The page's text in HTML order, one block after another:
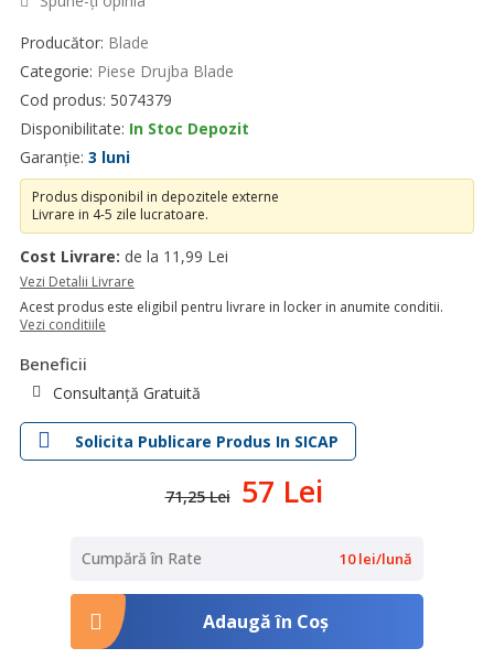
Producător: Blade
Categorie: Piese Drujba Blade
Cod produs: 5074379
Disponibilitate: In Stoc Depozit
Garanție: 3 luni
Produs disponibil in depozitele externe
Livrare in 4-5 zile lucratoare.
Cost Livrare: de la 11,99 Lei
Vezi Detalii Livrare
Acest produs este eligibil pentru livrare in locker in anumite conditii.
Vezi conditiile
Beneficii
Consultanță Gratuită
Solicita Publicare Produs In SICAP
71,25 Lei 57 Lei
Cumpără în Rate 10 lei/lună
Adaugă în Coş